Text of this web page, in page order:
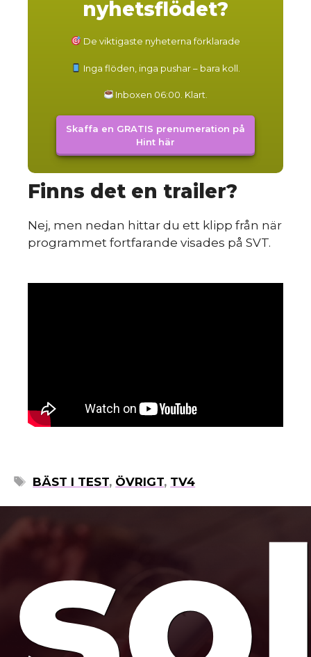
nyhetsflödet?
De viktigaste nyheterna förklarade
Inga flöden, inga pushar – bara koll.
Inboxen 06:00. Klart.
Skaffa en GRATIS prenumeration på
Hint här
Finns det en trailer?
Nej, men nedan hittar du ett klipp från när
programmet fortfarande visades på SVT.
ETIKETTER
BÄST I TEST, ÖVRIGT, TV4